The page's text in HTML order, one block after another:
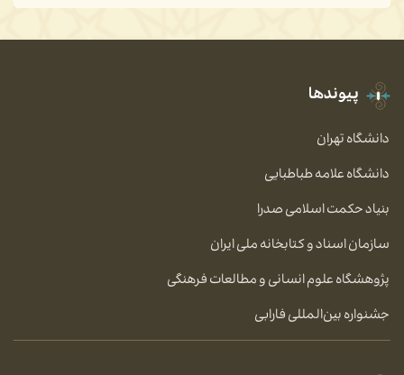
پیوندها
دانشگاه تهران
دانشگاه علامه طباطبایی
بنیاد حکمت اسلامی صدرا
سازمان اسناد و کتابخانه ملی ایران
پژوهشگاه علوم انسانی و مطالعات فرهنگی
جشنواره بین‌المللی فارابی